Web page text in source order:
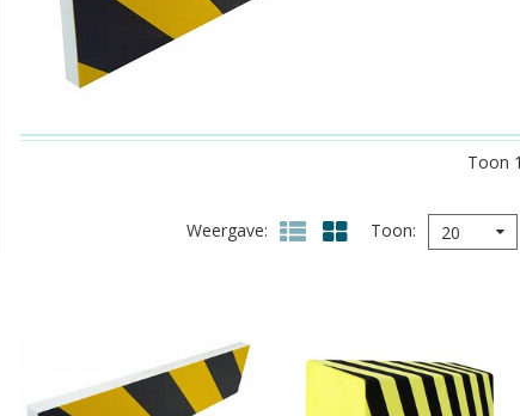
Toon
Weergave Toon 20